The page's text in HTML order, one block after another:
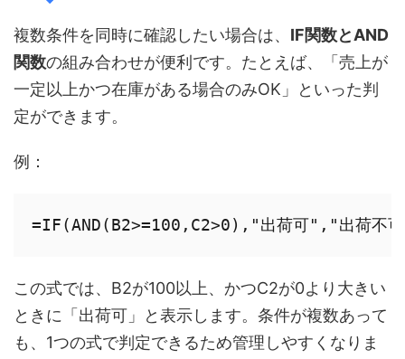
複数条件を同時に確認したい場合は、 IF関数とAND
関数の組み合わせが便利です。たとえば、「売上が
一定以上かつ在庫がある場合のみOK」といった判
定ができます。
例：
この式では、B2が100以上、かつC2が0より大きい
ときに「出荷可」と表示します。条件が複数あって
も、1つの式で判定できるため管理しやすくなりま